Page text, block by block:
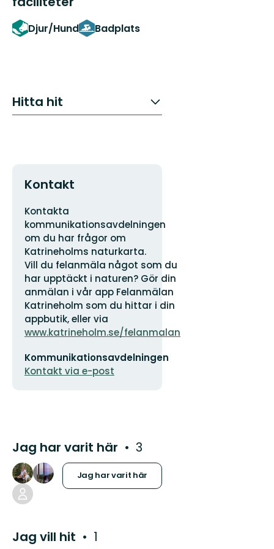
Djur/Hund Badplats
Hitta hit
Kontakt
Adress
Kontakta
kommunikationsavdelningen
om du har frågor om
Katrineholms naturkarta.
Vill du felanmäla något som du
har upptäckt i naturen? Gör din
anmälan i vår app Felanmälan
Katrineholm som du hittar i din
appbutik, eller via
www.katrineholm.se/felanmalan
postadress
Kommunikationsavdelningen
Kontakt via e-post
Jag har varit här 3
Jag har varit här
Jag vill hit 1